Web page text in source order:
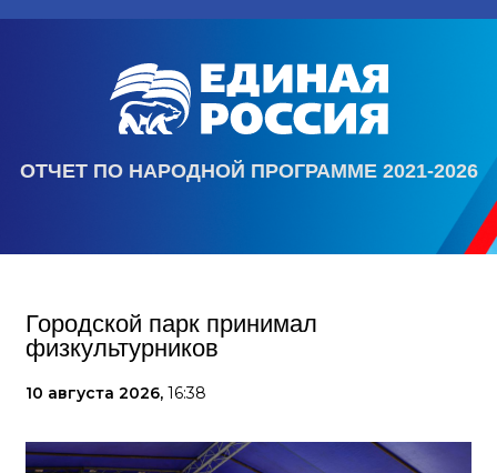
ОТЧЕТ ПО НАРОДНОЙ ПРОГРАММЕ 2021-2026
Городской парк принимал
физкультурников
10 августа 2026, 16:38